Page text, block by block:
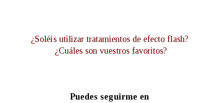
¿Soléis utilizar tratamientos de efecto flash?
¿Cuáles son vuestros favoritos?
Puedes seguirme en